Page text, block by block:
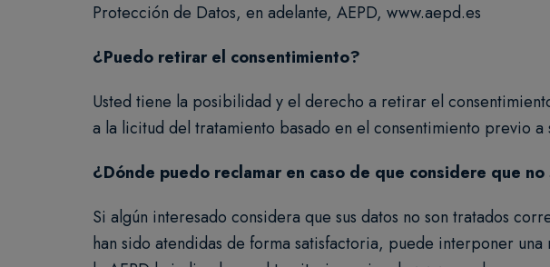
Protección de Datos, en adelante, AEPD, www.aepd.es
¿Puedo retirar el consentimiento?
Usted tiene la posibilidad y el derecho a retirar el
a la licitud del tratamiento basado en el consentimiento previo a
¿Dónde puedo reclamar en caso de que considere que
Si algún interesado considera que sus datos no son tratados
han sido atendidas de forma satisfactoria, puede interponer